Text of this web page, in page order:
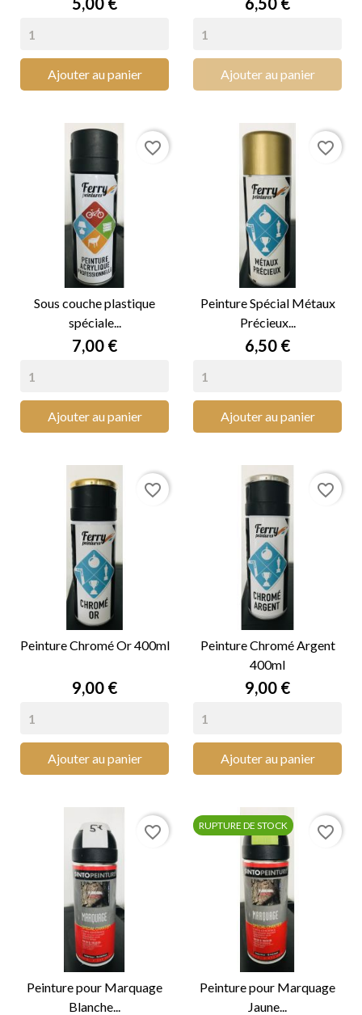
Ajouter au panier Ajouter au panier
Sous couche plastique
spéciale...
Prix
7,00 €
Ajouter au panier
favorite_border
Peinture Spécial Métaux
Précieux...
Prix
6,50 €
Ajouter au panier
favorite_border
Peinture Chromé Or 400ml
Prix
9,00 €
Ajouter au panier
favorite_border
Peinture Chromé Argent
400ml
Prix
9,00 €
Ajouter au panier
favorite_border
Peinture pour Marquage
Blanche...
favorite_border
Peinture pour Marquage
Jaune...
RUPTURE DE STOCK favorite_border